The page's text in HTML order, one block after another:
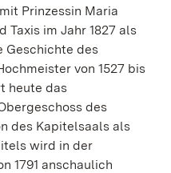
Prinzessin Maria
Taxis im Jahr 1827 als
Geschichte des
von 1527 bis
heute das
des
des Kapitelsaals als
wird in der
1791 anschaulich